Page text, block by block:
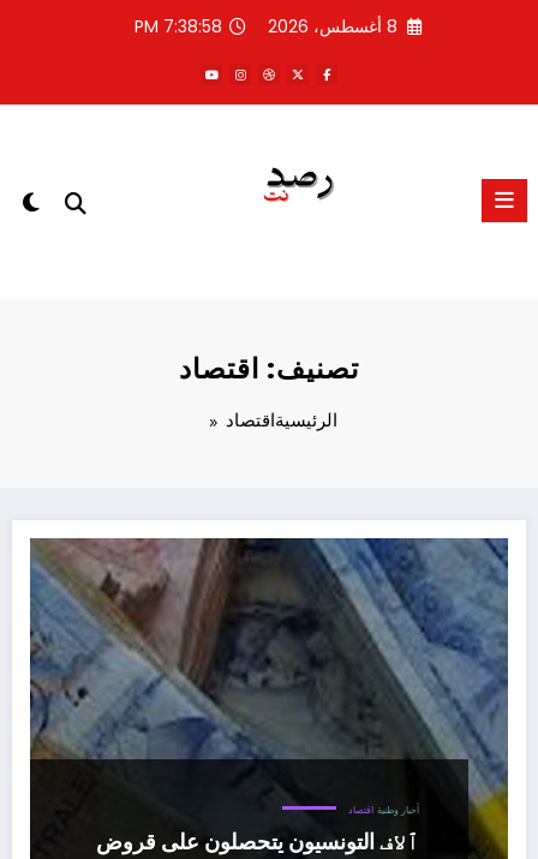
8 أغسطس، 2026 7:38:59 PM
تصنيف: اقتصاد
الرئيسيةاقتصاد
أخبار وطنية اقتصاد
ٱلاف التونسيون يتحصلون على قروض